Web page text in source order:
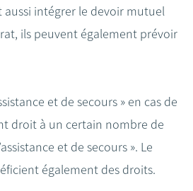
aussi intégrer le devoir mutuel
ils peuvent également prévoir
et de secours » en cas de
droit à un certain nombre de
et de secours ». Le
également des droits.